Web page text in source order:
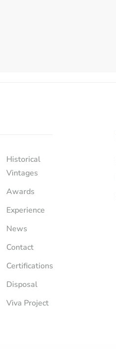
Historical
Vintages
Awards
Experience
News
Contact
Certifications
Disposal
Viva Project